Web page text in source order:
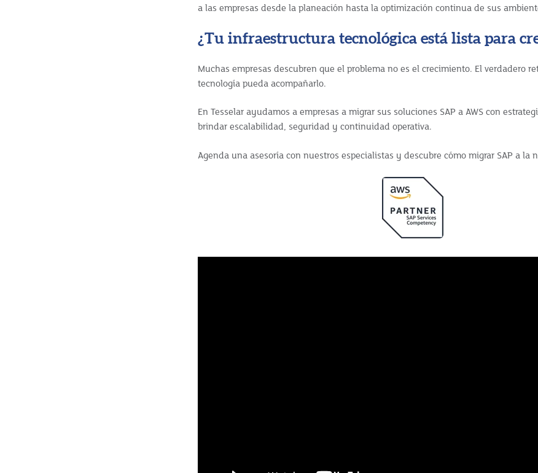
a las empresas desde la planeación hasta la optimización continua de sus
¿Tu infraestructura tecnológica está lista para
Muchas empresas descubren que el problema no es el crecimiento. El verdadero
tecnología pueda acompañarlo.
En Tesselar ayudamos a empresas a migrar sus soluciones SAP a AWS con
brindar escalabilidad, seguridad y continuidad operativa.
Agenda una asesoría con nuestros especialistas y descubre cómo migrar SAP a la